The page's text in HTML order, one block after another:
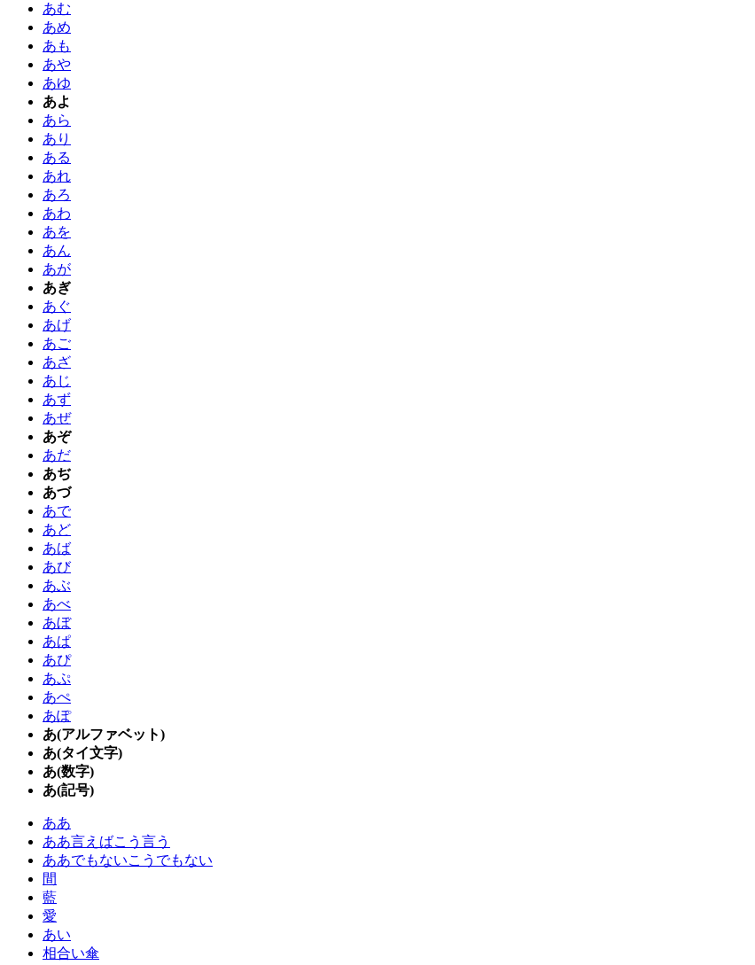
あむ
あめ
あも
あや
あゆ
あよ
あら
あり
ある
あれ
あろ
あわ
あを
あん
あが
あぎ
あぐ
あげ
あご
あざ
あじ
あず
あぜ
あぞ
あだ
あぢ
あづ
あで
あど
あば
あび
あぶ
あべ
あぼ
あぱ
あぴ
あぷ
あぺ
あぽ
あ(アルファベット)
あ(タイ文字)
あ(数字)
あ(記号)
ああ
ああ言えばこう言う
ああでもないこうでもない
間
藍
愛
あい
相合い傘